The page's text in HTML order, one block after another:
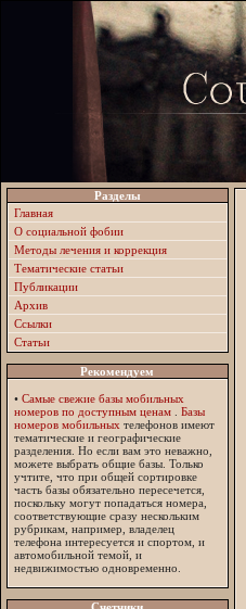
Разделы
Главная
О социальной фобии
Методы лечения и коррекция
Тематические статьи
Публикации
Архив
Ссылки
Статьи
Рекомендуем
• Самые свежие базы мобильных
номеров по доступным ценам
Базы
номеров мобильных телефонов имеют
тематические и географические
разделения. Но если вам это неважно,
можете выбрать общие базы. Только
учтите, что при общей сортировке
часть базы обязательно пересечется,
поскольку могут попадаться номера,
соответствующие сразу нескольким
рубрикам, например, владелец
телефона интересуется и спортом, и
автомобильной темой, и
недвижимостью одновременно.